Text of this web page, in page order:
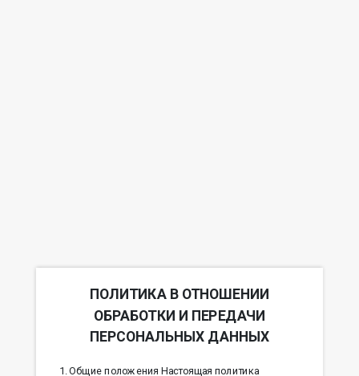
ПОЛИТИКА В ОТНОШЕНИИ
ОБРАБОТКИ И ПЕРЕДАЧИ
ПЕРСОНАЛЬНЫХ ДАННЫХ
Общие положения Настоящая политика